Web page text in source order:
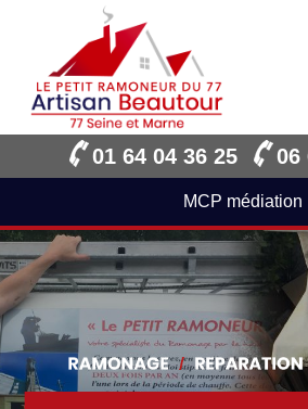
01 64 04 36 25 06
MCP médiation